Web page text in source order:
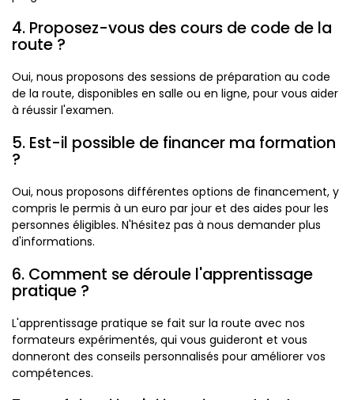
4. Proposez-vous des cours de code de la
route ?
Oui, nous proposons des sessions de préparation au code
de la route, disponibles en salle ou en ligne, pour vous aider
à réussir l'examen.
5. Est-il possible de financer ma formation
?
Oui, nous proposons différentes options de financement, y
compris le permis à un euro par jour et des aides pour les
personnes éligibles. N'hésitez pas à nous demander plus
d'informations.
6. Comment se déroule l'apprentissage
pratique ?
L'apprentissage pratique se fait sur la route avec nos
formateurs expérimentés, qui vous guideront et vous
donneront des conseils personnalisés pour améliorer vos
compétences.